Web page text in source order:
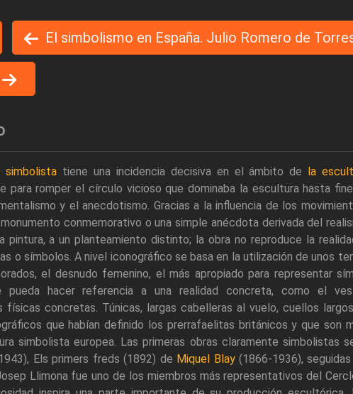
El simbolismo en España. Julio Romero de
simbolistatiene una incidencia decisiva en el ámbito de la
para romper el círculo vicioso que dominaba la escultura hasta
y el anecdotismo. Gracias a la influencia de los
conmemorativo o una simple anécdota derivada del
pintura, a un planteamiento distinto; la obra no reproduce la
o símbolos. A nivel iconográfico se basa en la utilización de unos
el desnudo femenino, el más apropiado para representar
pueda hacer referencia a una realidad concreta, como el
físicas concretas. Túnicas, largas cabelleras al vuelo, cuellos
que habían definido los prerrafaelitas británicos y que son
simbolista europea. Las primeras obras claramente simbolistas
Els primers freds (1892) de Miquel Blay(1866-1936),
Llimona fue uno de los miembros más representativos del